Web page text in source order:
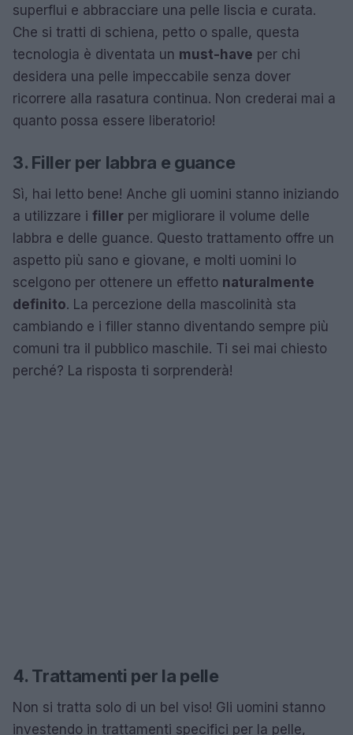
superflui e abbracciare una pelle liscia e curata.
Che si tratti di schiena, petto o spalle, questa
tecnologia è diventata un must-have per chi
desidera una pelle impeccabile senza dover
ricorrere alla rasatura continua. Non crederai mai a
quanto possa essere liberatorio!
3. Filler per labbra e guance
Sì, hai letto bene! Anche gli uomini stanno iniziando
a utilizzare i filler per migliorare il volume delle
labbra e delle guance. Questo trattamento offre un
aspetto più sano e giovane, e molti uomini lo
scelgono per ottenere un effetto naturalmente
definito. La percezione della mascolinità sta
cambiando e i filler stanno diventando sempre più
comuni tra il pubblico maschile. Ti sei mai chiesto
perché? La risposta ti sorprenderà!
4. Trattamenti per la pelle
Non si tratta solo di un bel viso! Gli uomini stanno
investendo in trattamenti specifici per la pelle,